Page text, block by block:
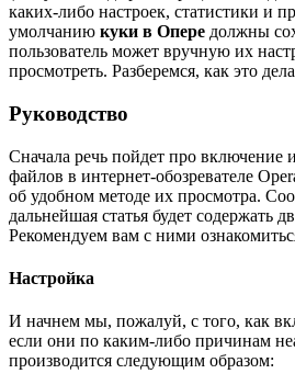
каких-либо настроек, статистики и
умолчанию куки в Опере должны
пользователь может вручную их
просмотреть. Разберемся, как это
Руководство
Сначала речь пойдет про включение
файлов в интернет-обозревателе
об удобном методе их просмотра.
дальнейшая статья будет содержать
Рекомендуем вам с ними
Настройка
И начнем мы, пожалуй, с того, как
если они по каким-либо причинам
производится следующим образом: